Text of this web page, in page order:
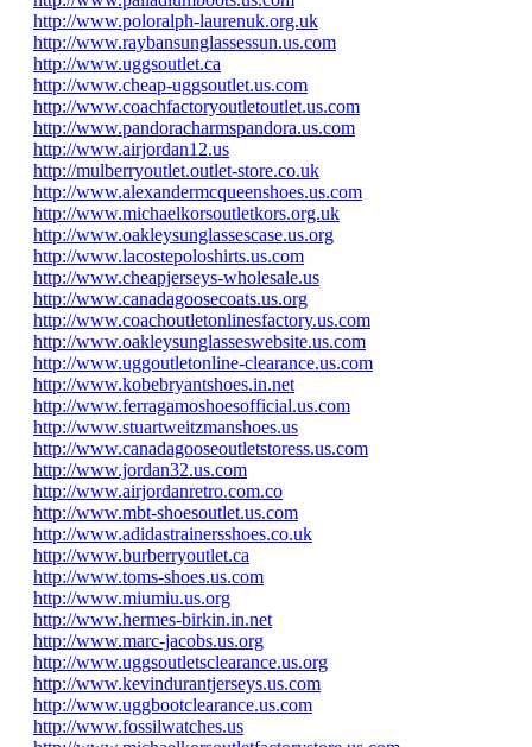
http://www.poloralph-laurenuk.org.uk
http://www.raybansunglassessun.us.com
http://www.uggsoutlet.ca
http://www.cheap-uggsoutlet.us.com
http://www.coachfactoryoutletoutlet.us.com
http://www.pandoracharmspandora.us.com
http://www.airjordan12.us
http://mulberryoutlet.outlet-store.co.uk
http://www.alexandermcqueenshoes.us.com
http://www.michaelkorsoutletkors.org.uk
http://www.oakleysunglassescase.us.org
http://www.lacostepoloshirts.us.com
http://www.cheapjerseys-wholesale.us
http://www.canadagoosecoats.us.org
http://www.coachoutletonlinesfactory.us.com
http://www.oakleysunglasseswebsite.us.com
http://www.uggoutletonline-clearance.us.com
http://www.kobebryantshoes.in.net
http://www.ferragamoshoesofficial.us.com
http://www.stuartweitzmanshoes.us
http://www.canadagooseoutletstoress.us.com
http://www.jordan32.us.com
http://www.airjordanretro.com.co
http://www.mbt-shoesoutlet.us.com
http://www.adidastrainersshoes.co.uk
http://www.burberryoutlet.ca
http://www.toms-shoes.us.com
http://www.miumiu.us.org
http://www.hermes-birkin.in.net
http://www.marc-jacobs.us.org
http://www.uggsoutletsclearance.us.org
http://www.kevindurantjerseys.us.com
http://www.uggbootclearance.us.com
http://www.fossilwatches.us